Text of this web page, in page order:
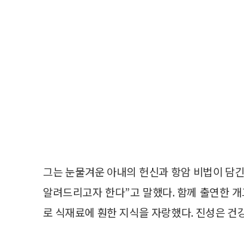
그는 눈물겨운 아내의 헌신과 항암 비법이 담
알려드리고자 한다”고 말했다. 함께 출연한
로 식재료에 훤한 지식을 자랑했다. 진성은